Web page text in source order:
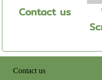
Contact us
Contact us